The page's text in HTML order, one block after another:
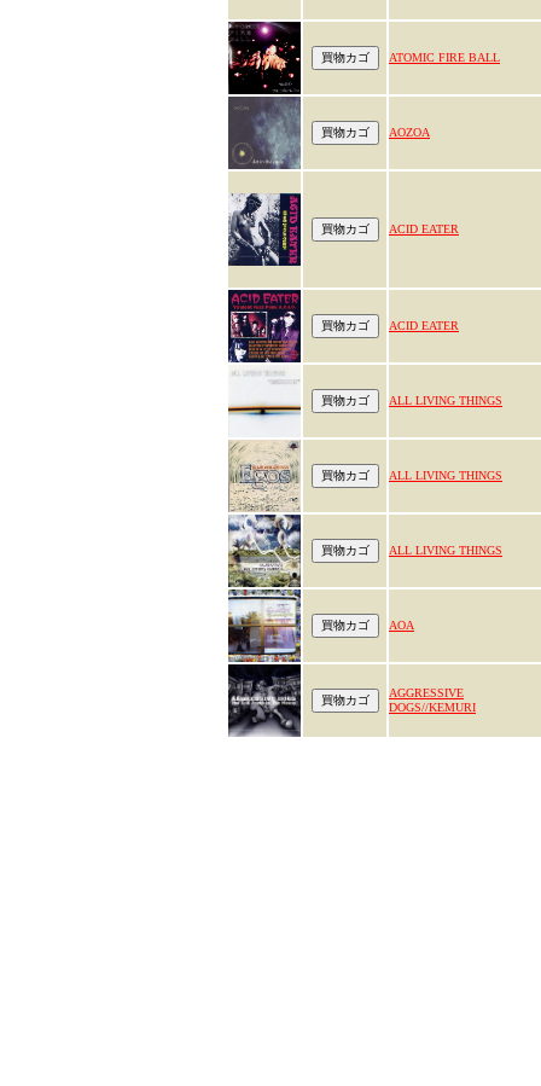
ATOMIC FIRE BALL
AOZOA
ACID EATER
ACID EATER
ALL LIVING THINGS
ALL LIVING THINGS
ALL LIVING THINGS
AOA
AGGRESSIVE
DOGS//KEMURI